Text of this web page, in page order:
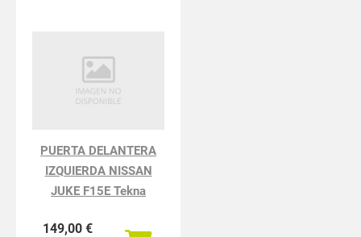
PUERTA DELANTERA
IZQUIERDA NISSAN
JUKE F15E Tekna
149,00 €